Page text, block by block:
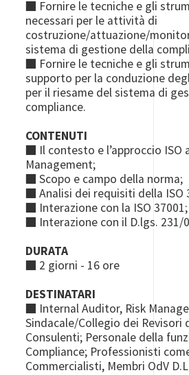
■ Fornire le tecniche e gli
necessari per le attività di
costruzione/attuazione/
sistema di gestione della
■ Fornire le tecniche e gli
supporto per la conduzione
per il riesame del sistema di
compliance.
CONTENUTI
■ Il contesto e l’approccio ISO
Management;
■Scopo e campo della norma;
■Analisi dei requisiti della ISO
■ Interazione con la ISO 37001;
■ Interazione con il D.lgs. 231/
DURATA
■ 2 giorni - 16 ore
DESTINATARI
■ Internal Auditor, Risk
Sindacale/Collegio dei Revisori
Consulenti; Personale della
Compliance; Professionisti
Commercialisti, Membri OdV